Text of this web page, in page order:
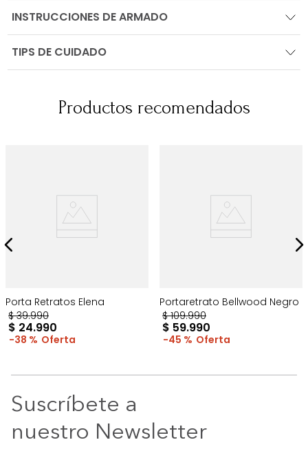
INSTRUCCIONES DE ARMADO
TIPS DE CUIDADO
Productos recomendados
Porta Retratos Elena
$ 39.990
$ 24.990
38 %
Portaretrato Bellwood Negro
$ 109.990
$ 59.990
45 %
Suscríbete a
nuestro Newsletter